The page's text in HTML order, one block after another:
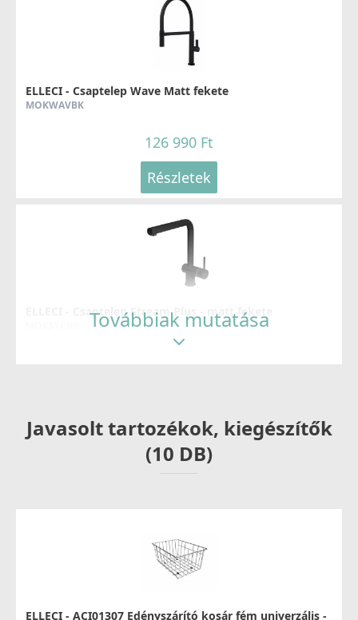
ELLECI - Csaptelep Wave Matt fekete
MOKWAVBK
126 990 Ft
Részletek
ELLECI - Csaptelep Stream Plus - matt fekete
89 990 Ft
Továbbiak mutatása
Javasolt tartozékok, kiegészítők
(10 DB)
ELLECI - ACI01307 Edényszárító kosár fém univerzális -